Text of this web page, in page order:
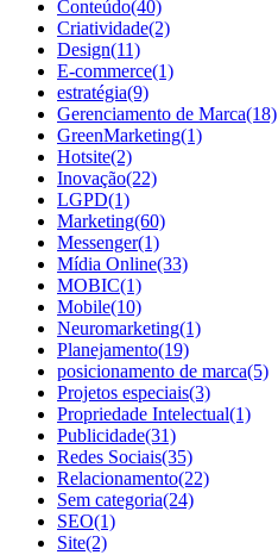
Conteúdo(40)
Criatividade(2)
Design(11)
E-commerce(1)
estratégia(9)
Gerenciamento de Marca(18)
GreenMarketing(1)
Hotsite(2)
Inovação(22)
LGPD(1)
Marketing(60)
Messenger(1)
Mídia Online(33)
MOBIC(1)
Mobile(10)
Neuromarketing(1)
Planejamento(19)
posicionamento de marca(5)
Projetos especiais(3)
Propriedade Intelectual(1)
Publicidade(31)
Redes Sociais(35)
Relacionamento(22)
Sem categoria(24)
SEO(1)
Site(2)